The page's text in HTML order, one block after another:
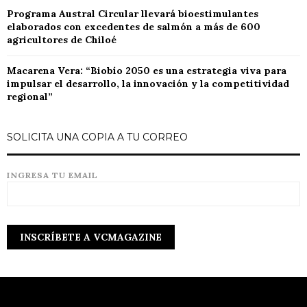
Programa Austral Circular llevará bioestimulantes
elaborados con excedentes de salmón a más de 600
agricultores de Chiloé
Macarena Vera: “Biobío 2050 es una estrategia viva para
impulsar el desarrollo, la innovación y la competitividad
regional”
SOLICITA UNA COPIA A TU CORREO
INGRESA TU EMAIL